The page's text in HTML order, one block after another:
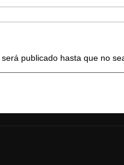
publicado hasta que no